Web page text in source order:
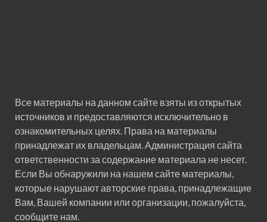
Все материалы на данном сайте взяты из открытых
источников и предоставляются исключительно в
ознакомительных целях. Права на материалы
принадлежат их владельцам. Администрация сайта
ответственности за содержание материала не несет.
Если Вы обнаружили на нашем сайте материалы,
которые нарушают авторские права, принадлежащие
Вам, Вашей компании или организации, пожалуйста,
сообщите нам.